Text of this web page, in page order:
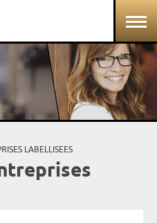
LABELLISEES